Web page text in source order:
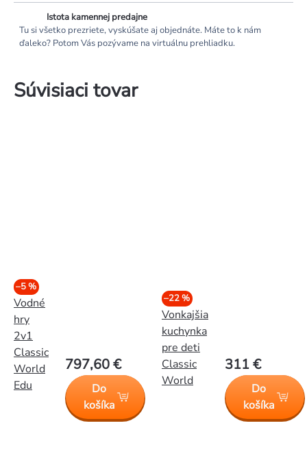
Istota kamennej predajne
Tu si všetko prezriete, vyskúšate aj objednáte. Máte to k nám
ďaleko? Potom Vás pozývame na virtuálnu prehliadku.
Súvisiaci tovar
–5 %
Vodné
hry
2v1
Classic
World
Edu
797,60 €
Do
košíka
–22 %
Vonkajšia
kuchynka
pre deti
Classic
World
311 €
Do
košíka